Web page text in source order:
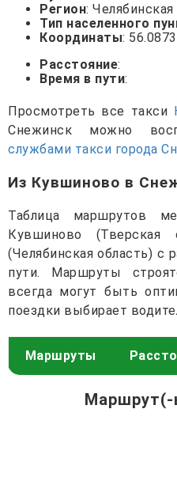
Регион: Челябинская
Тип населенного
Координаты:
Расстояние:
Время в пути:
Просмотреть все такси
Снежинск можно
службами такси города
Из Кувшиново в
Таблица маршрутов
Кувшиново (Тверская
(Челябинская область) с
пути. Маршруты
всегда могут быть
поездки выбирает
Маршруты
Маршрут(-